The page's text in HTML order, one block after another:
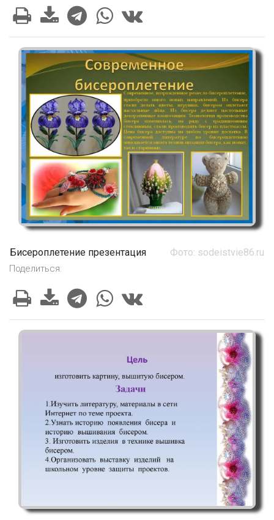
Бисероплетение презентация Фото: sodeistvie86.ru
Поделиться: